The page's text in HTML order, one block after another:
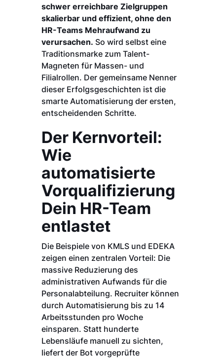
schwer erreichbare Zielgruppen
skalierbar und effizient, ohne den
HR-Teams Mehraufwand zu
verursachen. So wird selbst eine
Traditionsmarke zum Talent-
Magneten für Massen- und
Filialrollen. Der gemeinsame Nenner
dieser Erfolgsgeschichten ist die
smarte Automatisierung der ersten,
entscheidenden Schritte.
Der Kernvorteil:
Wie
automatisierte
Vorqualifizierung
Dein HR-Team
entlastet
Die Beispiele von KMLS und EDEKA
zeigen einen zentralen Vorteil: Die
massive Reduzierung des
administrativen Aufwands für die
Personalabteilung. Recruiter können
durch Automatisierung bis zu 14
Arbeitsstunden pro Woche
einsparen. Statt hunderte
Lebensläufe manuell zu sichten,
liefert der Bot vorgeprüfte